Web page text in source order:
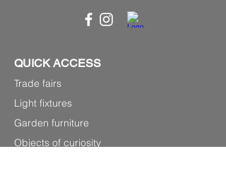
QUICK ACCESS
Trade fairs
Light fixtures
Garden furniture
Objects of curiosity